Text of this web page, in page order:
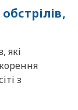
які
з